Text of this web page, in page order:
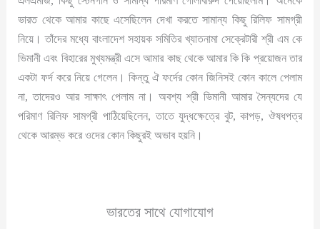
ভারত থেকে আমার কাছে এসেছিলেন দেখা করতে সামান্য কিছু রিলিফ সামগ্রী
নিয়ে। তাঁদের মধ্যে বাংলাদেশ সহায়ক সমিতির খ্যাতনামা সেক্রেটারী শ্রী এম কে
ভিমানী এবং বিহারের মুখ্যমন্ত্রী এসে আমার কাছ থেকে আমার কি কি প্রয়োজন তার
একটা ফর্দ করে নিয়ে গেলেন। কিন্তু ঐ ফর্দের কোন জিনিসই কোন কালে পেলাম
না, তাদেরও আর সাক্ষাৎ পেলাম না। অবশ্য শ্রী ভিমানী আমার সৈন্যদের যে
পরিমাণ রিলিফ সামগ্রী পাঠিয়েছিলেন, তাতে যুদ্ধক্ষেত্রে বুট, কাপড়, ঔষধপত্র
থেকে আরম্ভ করে ওদের কোন কিছুরই অভাব হয়নি।
ভারতের সাথে যোগাযোগ